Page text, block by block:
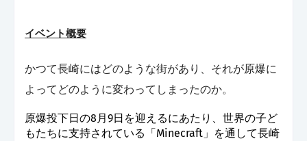
イベント概要
かつて長崎にはどのような街があり、それが原爆に
よってどのように変わってしまったのか。
原爆投下日の8月9日を迎えるにあたり、世界の子ど
もたちに支持されている「Minecraft」を通して長崎